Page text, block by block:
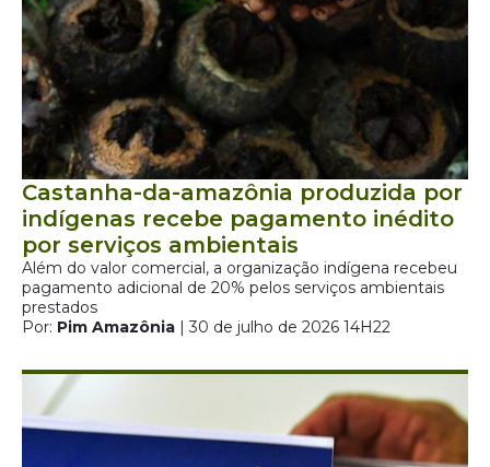
Castanha-da-amazônia produzida por
indígenas recebe pagamento inédito
por serviços ambientais
Além do valor comercial, a organização indígena recebeu
pagamento adicional de 20% pelos serviços ambientais
prestados
Por: Pim Amazônia | 30 de julho de 2026 14H22